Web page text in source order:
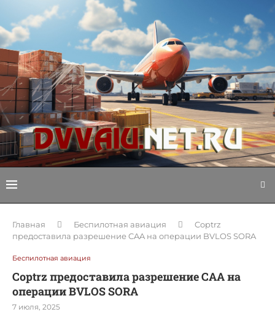
Главная Беспилотная авиация
Coptrz
предоставила разрешение CAA на операции BVLOS SORA
Беспилотная авиация
Coptrz предоставила разрешение CAA на
операции BVLOS SORA
7 июля, 2025